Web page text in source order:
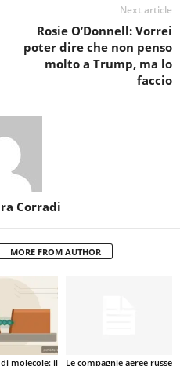
Next article
Rosie O’Donnell: Vorrei
poter dire che non penso
molto a Trump, ma lo
faccio
Corradi
MORE FROM AUTHOR
molecole: il
Le compagnie aeree russe